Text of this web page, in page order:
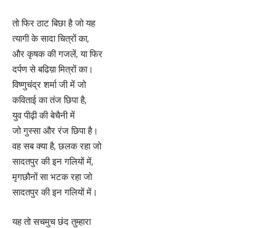
तो फिर ठाट बिछा है जो यह
त्यागी के सादा चित्रों का,
और कृषक की गजलें, या फिर
दर्पण से बढिय़ा मित्रों का।
विष्णुचंद्र शर्मा जी में जो
कविताई का तंज छिपा है,
युव पीढ़ी की बेचैनी में
जो गुस्सा और रंज छिपा है।
वह सब क्या है, छलक रहा जो
सादतपुर की इन गलियों में,
मृगछौनों सा भटक रहा जो
सादतपुर की इन गलियों में।
यह तो सचमुच छंद तुम्हारा